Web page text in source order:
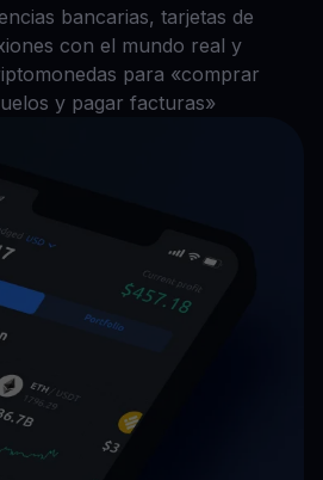
bancarias, tarjetas de
con el mundo real y
para «comprar
y pagar facturas»